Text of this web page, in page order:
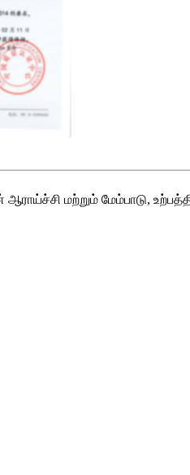
ஆராய்ச்சி மற்றும் மேம்பாடு,